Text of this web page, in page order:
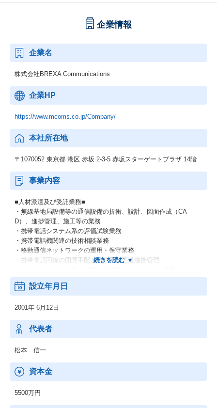
企業情報
企業名
株式会社BREXA Communications
企業HP
https://www.mcoms.co.jp/Company/
本社所在地
〒1070052 東京都 港区 赤坂 2-3-5 赤坂スターゲートプラザ 14階
事業内容
■人材派遣及び受託業務■
・無線基地局設備等の通信設備の折衝、設計、図面作成（CA
D）、進捗管理、施工等の業務
・携帯電話システム系の評価試験業務
・携帯電話機関連の技術相談業務
・移動通信ネットワークの運用・保守業務
・携帯電話回線の開廃手配と調整及び開通進捗管理
・IP系開発業務及び運用等
・第一級及び第三級陸上特殊無線技士養成課程
■調査業務、試験及びその支援他■
・携帯基地局等の定期登録点検業務及び検査業務
・携帯電話の品質調査、エリア調査業務及び混信調査業務
・VHF帯地デジ等の各種電波伝搬品質調査業務
・携帯電話用ブースター（REP）の設置調査と取り付け工事
■ITソリューション事業■
用・保守
・大規模NWインフラ・業務アプリ・クラウドサービス・セキュリ
設立年月日
2001年 6月12日
代表者
松本 信一
資本金
5500万円